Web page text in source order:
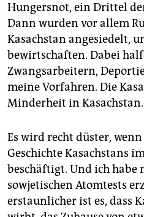
Hungersnot, ein Drittel
Dann wurden vor allem
Kasachstan angesiedelt,
bewirtschaften. Dabei
Zwangsarbeitern,
meine Vorfahren. Die
Minderheit in Kasachstan.
Es wird recht düster,
Geschichte Kasachstans
beschäftigt. Und ich habe
sowjetischen Atomtests
erstaunlicher ist es, dass